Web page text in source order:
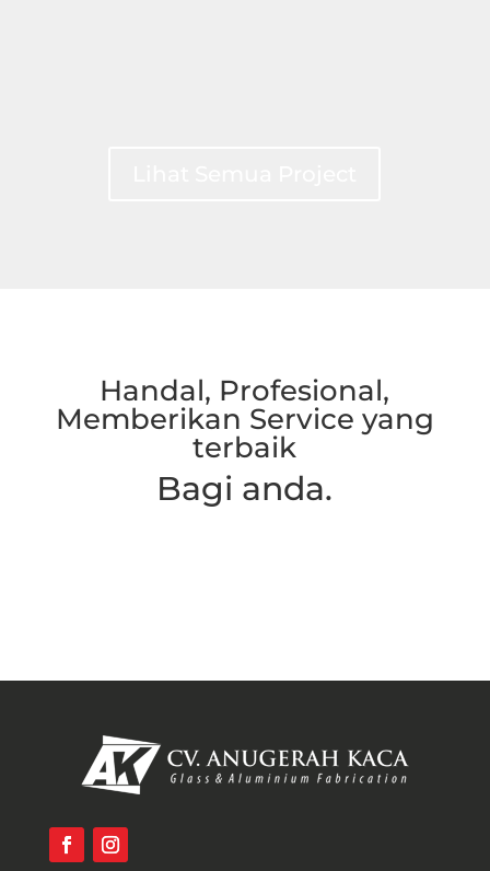
Handal, Profesional,
Memberikan Service yang
terbaik
Bagi anda.